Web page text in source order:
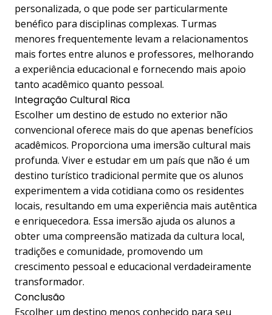
personalizada, o que pode ser particularmente
benéfico para disciplinas complexas. Turmas
menores frequentemente levam a relacionamentos
mais fortes entre alunos e professores, melhorando
a experiência educacional e fornecendo mais apoio
tanto acadêmico quanto pessoal.
Integração Cultural Rica
Escolher um destino de estudo no exterior não
convencional oferece mais do que apenas benefícios
acadêmicos. Proporciona uma imersão cultural mais
profunda. Viver e estudar em um país que não é um
destino turístico tradicional permite que os alunos
experimentem a vida cotidiana como os residentes
locais, resultando em uma experiência mais autêntica
e enriquecedora. Essa imersão ajuda os alunos a
obter uma compreensão matizada da cultura local,
tradições e comunidade, promovendo um
crescimento pessoal e educacional verdadeiramente
transformador.
Conclusão
Escolher um destino menos conhecido para seu